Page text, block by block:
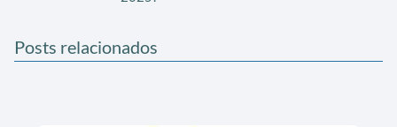
Posts relacionados